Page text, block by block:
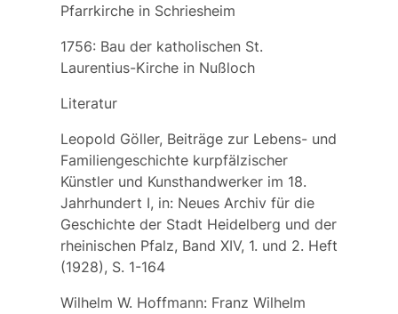
Pfarrkirche in Schriesheim
1756: Bau der katholischen St.
Laurentius-Kirche in Nußloch
Literatur
Leopold Göller, Beiträge zur Lebens- und
Familiengeschichte kurpfälzischer
Künstler und Kunsthandwerker im 18.
Jahrhundert I, in: Neues Archiv für die
Geschichte der Stadt Heidelberg und der
rheinischen Pfalz, Band XIV, 1. und 2. Heft
(1928), S. 1-164
Wilhelm W. Hoffmann: Franz Wilhelm